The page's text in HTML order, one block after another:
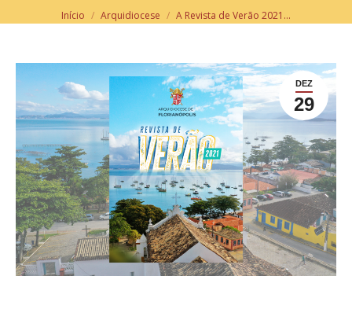
Você está aqui:
Início Arquidiocese A Revista de Verão 2021…
DEZ
29